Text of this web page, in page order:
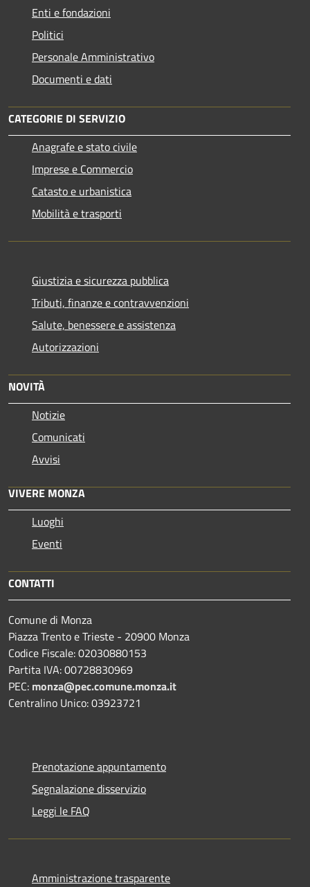
Enti e fondazioni
Politici
Personale Amministrativo
Documenti e dati
CATEGORIE DI SERVIZIO
Anagrafe e stato civile
Imprese e Commercio
Catasto e urbanistica
Mobilità e trasporti
Giustizia e sicurezza pubblica
Tributi, finanze e contravvenzioni
Salute, benessere e assistenza
Autorizzazioni
NOVITÀ
Notizie
Comunicati
Avvisi
VIVERE MONZA
Luoghi
Eventi
CONTATTI
Comune di Monza
Piazza Trento e Trieste - 20900 Monza
Codice Fiscale: 02030880153
Partita IVA: 00728830969
PEC: monza@pec.comune.monza.it
Centralino Unico: 03923721
Prenotazione appuntamento
Segnalazione disservizio
Leggi le FAQ
Amministrazione trasparente